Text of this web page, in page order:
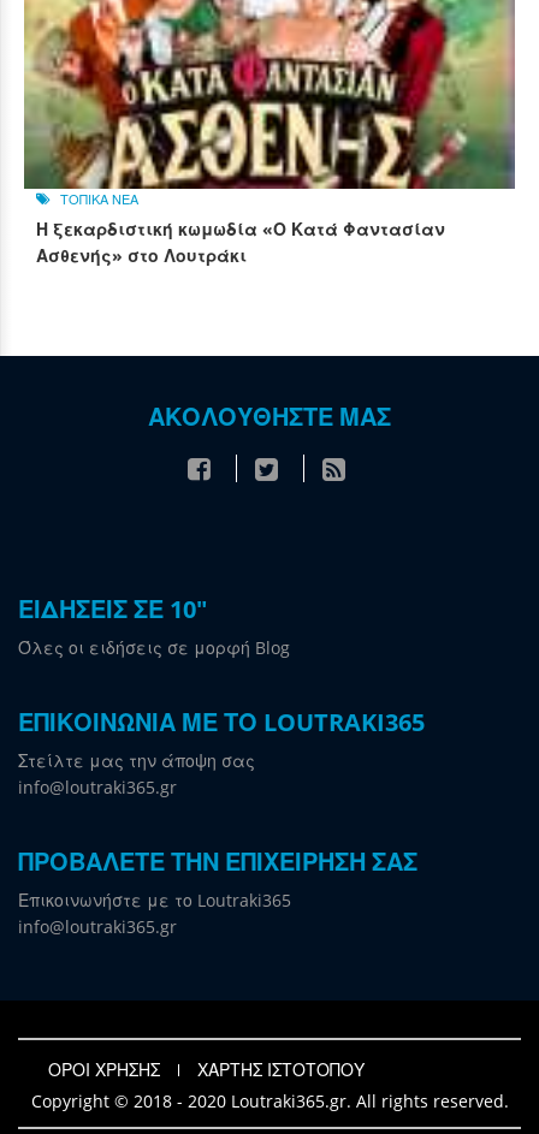
ΤΟΠΙΚΑ ΝΕΑ
Η ξεκαρδιστική κωμωδία «Ο Κατά Φαντασίαν
Ασθενής» στο Λουτράκι
ΑΚΟΛΟΥΘΗΣΤΕ ΜΑΣ
ΕΙΔΗΣΕΙΣ ΣΕ 10"
Όλες οι ειδήσεις σε μορφή Blog
ΕΠΙΚΟΙΝΩΝΙΑ ΜΕ ΤΟ LOUTRAKI365
Στείλτε μας την άποψη σας
info@loutraki365.gr
ΠΡΟΒΑΛΕΤΕ ΤΗΝ ΕΠΙΧΕΙΡΗΣΗ ΣΑΣ
Επικοινωνήστε με το Loutraki365
info@loutraki365.gr
ΟΡΟΙ ΧΡΗΣΗΣ
ΧΑΡΤΗΣ ΙΣΤΟΤΟΠΟΥ
Copyright © 2018 - 2020 Loutraki365.gr. All rights reserved.